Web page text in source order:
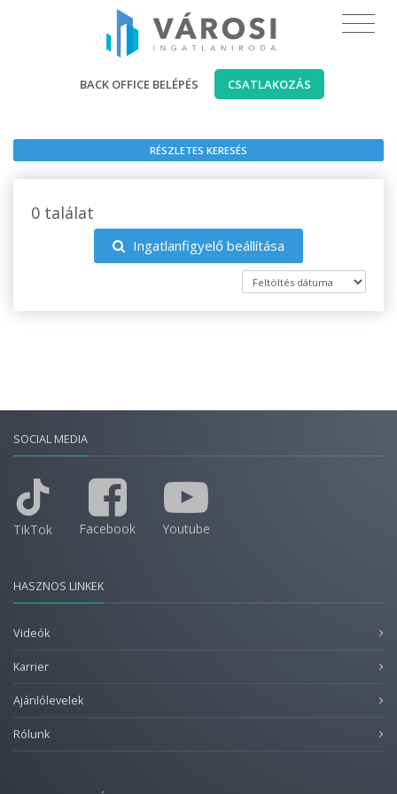
BACK OFFICE BELÉPÉS CSATLAKOZÁS
RÉSZLETES KERESÉS
0 találat
Ingatlanfigyelő beállítása
SOCIAL MEDIA
TikTok Facebook Youtube
HASZNOS LINKEK
Videók
Karrier
Ajánlólevelek
Rólunk